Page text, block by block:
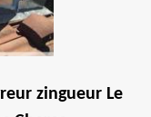
zingueur Le